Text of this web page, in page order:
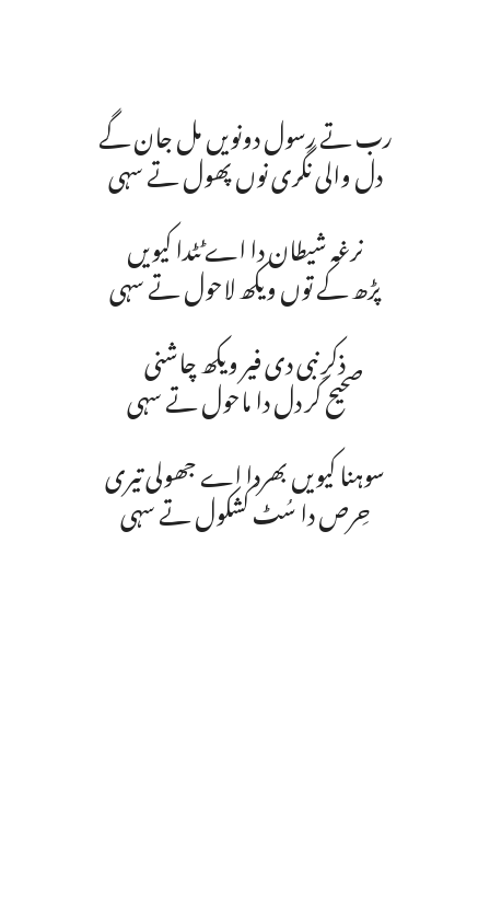
رب تے رسول دونویں مل جان گے
دل والی نگری نوں پھول تے سہی
نرغہ شیطان دا اے ٹٹدا کیویں
پڑھ کے توں ویکھ لاحول تے سہی
ذکرِ نبی دی فیر ویکھ چاشنی
صحیح کر دل دا ماحول تے سہی
سوہنا کیویں بھردا اے جھولی تیری
حِرص دا سُٹ کشکول تے سہی